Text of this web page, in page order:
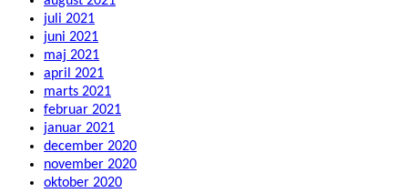
juli 2021
juni 2021
maj 2021
april 2021
marts 2021
februar 2021
januar 2021
december 2020
november 2020
oktober 2020